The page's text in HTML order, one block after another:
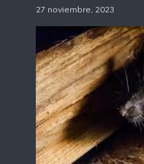
27 noviembre, 2023